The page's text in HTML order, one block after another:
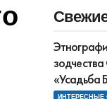
«Усадьба
ИНТЕРЕСНЫЕ